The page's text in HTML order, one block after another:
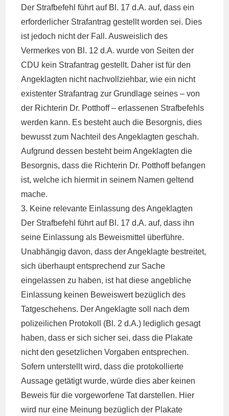
Der Strafbefehl führt auf Bl. 17 d.A. auf, dass ein
erforderlicher Strafantrag gestellt worden sei. Dies
ist jedoch nicht der Fall. Ausweislich des
Vermerkes von Bl. 12 d.A. wurde von Seiten der
CDU kein Strafantrag gestellt. Daher ist für den
Angeklagten nicht nachvollziehbar, wie ein nicht
existenter Strafantrag zur Grundlage seines – von
der Richterin Dr. Potthoff – erlassenen Strafbefehls
werden kann. Es besteht auch die Besorgnis, dies
bewusst zum Nachteil des Angeklagten geschah.
Aufgrund dessen besteht beim Angeklagten die
Besorgnis, dass die Richterin Dr. Potthoff befangen
ist, welche ich hiermit in seinem Namen geltend
mache.
3. Keine relevante Einlassung des Angeklagten
Der Strafbefehl führt auf Bl. 17 d.A. auf, dass ihn
seine Einlassung als Beweismittel überführe.
Unabhängig davon, dass der Angeklagte bestreitet,
sich überhaupt entsprechend zur Sache
eingelassen zu haben, ist hat diese angebliche
Einlassung keinen Beweiswert bezüglich des
Tatgeschehens. Der Angeklagte soll nach dem
polizeilichen Protokoll (Bl. 2 d.A.) lediglich gesagt
haben, dass er sich sicher sei, dass die Plakate
nicht den gesetzlichen Vorgaben entsprechen.
Sofern unterstellt wird, dass die protokollierte
Aussage getätigt wurde, würde dies aber keinen
Beweis für die vorgeworfene Tat darstellen. Hier
wird nur eine Meinung bezüglich der Plakate